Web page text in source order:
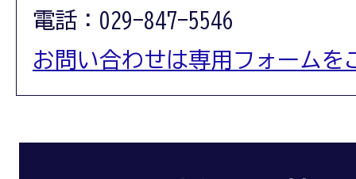
電話：029-847-5546
お問い合わせは専用フォームを